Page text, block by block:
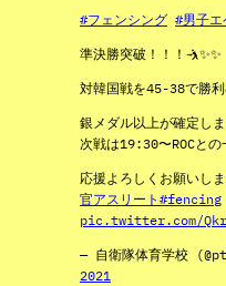
#フェンシング #男子エ
準決勝突破！！！🤺✨✨
対韓国戦を45-38で勝利
銀メダル以上が確定し
次戦は19:30〜ROCと
応援よろしくお願いし
官アスリート #fencing
pic.twitter.com/
— 自衛隊体育学校
2021